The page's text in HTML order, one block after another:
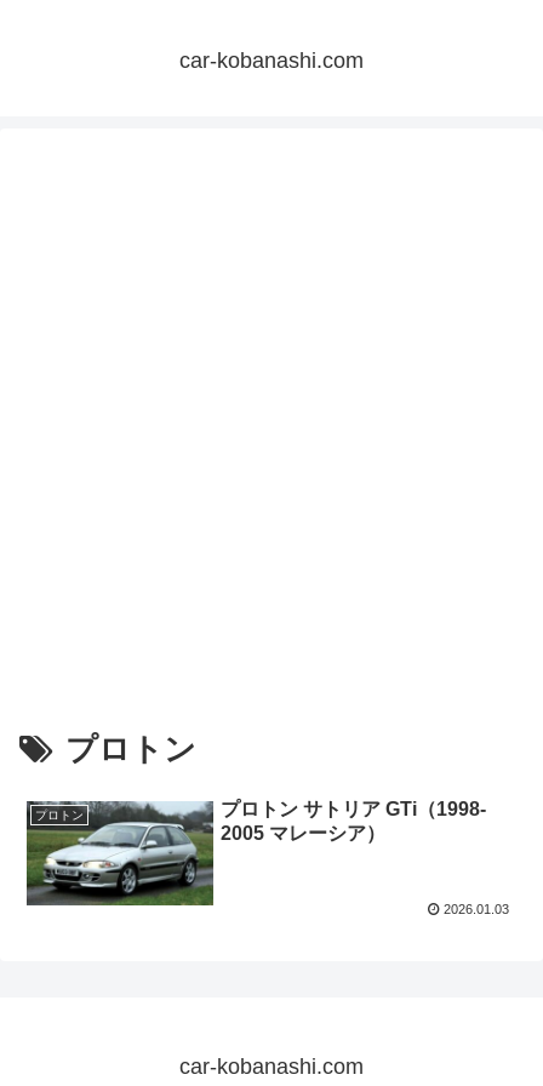
car-kobanashi.com
プロトン
プロトン
プロトン サトリア GTi（1998-
2005 マレーシア）
2026.01.03
car-kobanashi.com